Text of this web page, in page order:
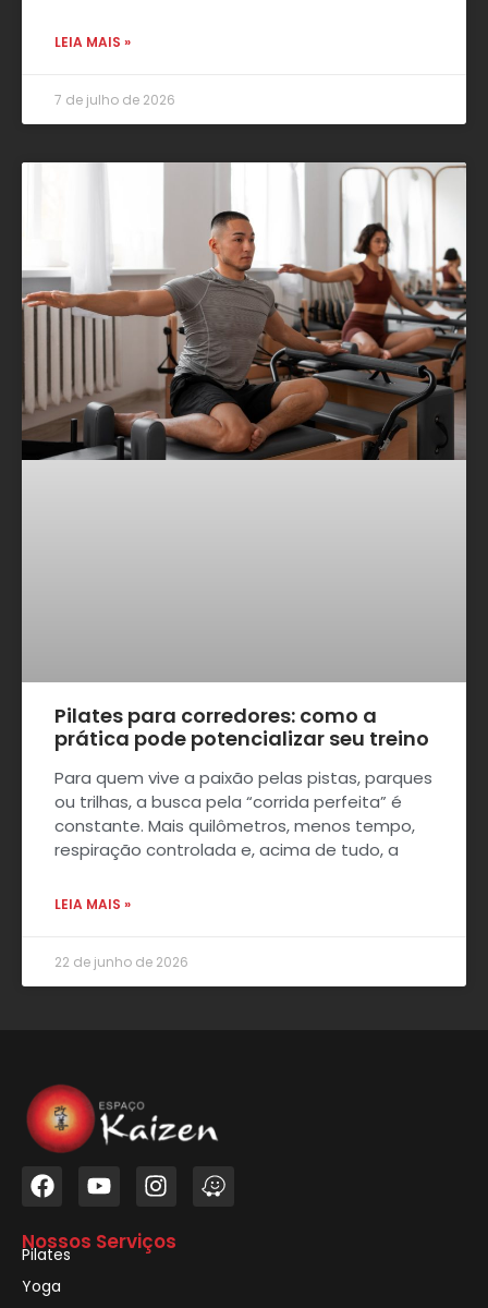
LEIA MAIS »
7 de julho de 2026
Pilates para corredores: como a
prática pode potencializar seu treino
Para quem vive a paixão pelas pistas, parques
ou trilhas, a busca pela “corrida perfeita” é
constante. Mais quilômetros, menos tempo,
respiração controlada e, acima de tudo, a
LEIA MAIS »
22 de junho de 2026
Nossos Serviços
Pilates
Yoga